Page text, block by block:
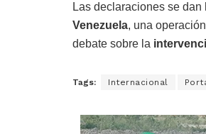
Las declaraciones se
Venezuela, una
debate sobre la
Tags: Internacional